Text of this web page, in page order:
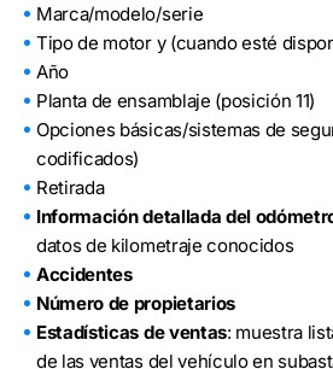
Marca/modelo/serie
Tipo de motor y (cuando esté
Año
Planta de ensamblaje (posición 11)
Opciones básicas/sistemas de
codificados)
Retirada
Información detallada del
datos de kilometraje conocidos
Accidentes
Número de propietarios
Estadísticas de ventas: muestra
de las ventas del vehículo en